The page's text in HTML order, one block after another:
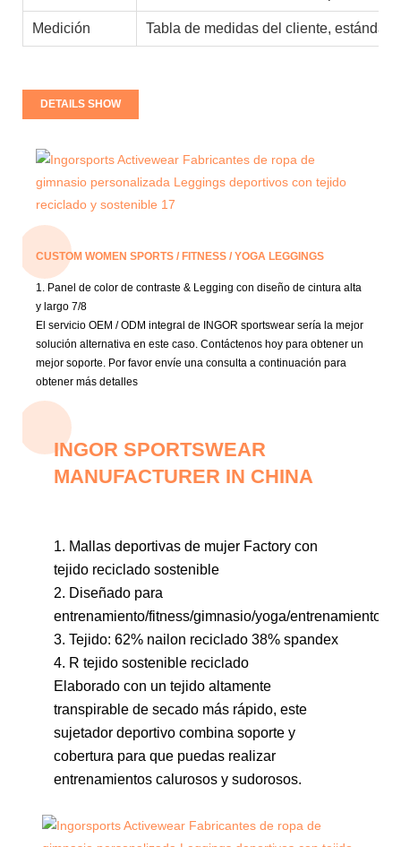
Medición Tabla de medidas del cliente,
DETAILS SHOW
CUSTOM WOMEN SPORTS / FITNESS / YOGA LEGGINGS
1. Panel de color de contraste & Legging con diseño de cintura alta
y largo 7/8
El servicio OEM / ODM integral de INGOR sportswear sería la mejor
solución alternativa en este caso. Contáctenos hoy para obtener un
mejor soporte. Por favor envíe una consulta a continuación para
obtener más detalles
INGOR SPORTSWEAR
MANUFACTURER IN CHINA
1. Mallas deportivas de mujer Factory con
tejido reciclado sostenible
2. Diseñado para
entrenamiento/fitness/gimnasio/yoga/entrenamiento
3. Tejido: 62% nailon reciclado 38% spandex
4. R tejido sostenible reciclado
Elaborado con un tejido altamente
transpirable de secado más rápido, este
sujetador deportivo combina soporte y
cobertura para que puedas realizar
entrenamientos calurosos y sudorosos.